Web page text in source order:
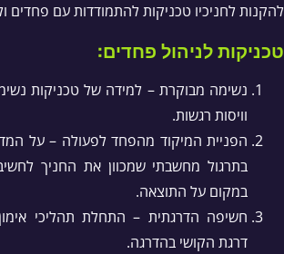
להקנות לחניכיו טכניקות להתמודדות עם פחדים
טכניקות לניהול פחדים:
נשימה מבוקרת – למידה של טכניקות
וויסות רגשות.
הפניית המיקוד מהפחד לפעולה – על
בתרגול מחשבתי שמכוון את החניך
במקום על התוצאה.
חשיפה הדרגתית – התחלת תהליכי
דרגת הקושי בהדרגה.